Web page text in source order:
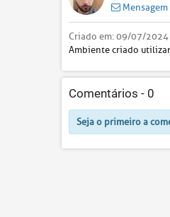
Mensagem
Criado em:09/07/2024
Ambiente criado
Comentários - 0
Seja o primeiro a